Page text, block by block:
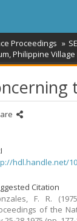
Proceedings
Philippine Village
hdl.handle.net/
Citation
F. R.
of the